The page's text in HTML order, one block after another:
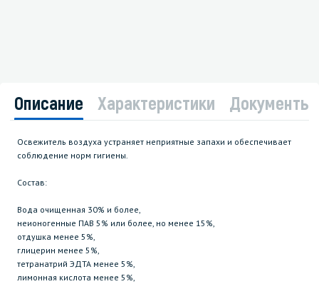
Описание Характеристики Документы
Освежитель воздуха устраняет неприятные запахи и обеспечивает
соблюдение норм гигиены.
Состав:
Вода очищенная 30% и более,
неионогенные ПАВ 5% или более, но менее 15%,
отдушка менее 5%,
глицерин менее 5%,
тетранатрий ЭДТА менее 5%,
лимонная кислота менее 5%,